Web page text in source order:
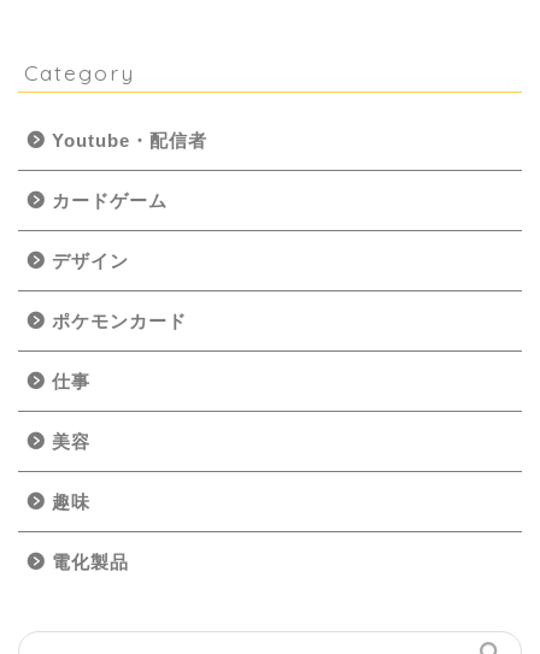
Category
Youtube・配信者
カードゲーム
デザイン
ポケモンカード
仕事
美容
趣味
電化製品